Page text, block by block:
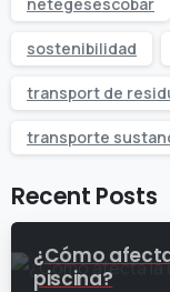
sostenibilidad
transport de
transporte
Recent Posts
¿Cómo
piscina?